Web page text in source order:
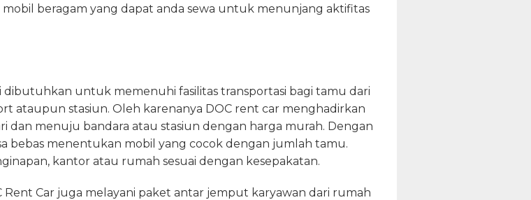
beragam yang dapat anda sewa untuk menunjang aktifitas
untuk memenuhi fasilitas transportasi bagi tamu dari
ataupun stasiun. Oleh karenanya DOC rent car menghadirkan
dan menuju bandara atau stasiun dengan harga murah. Dengan
bebas menentukan mobil yang cocok dengan jumlah tamu.
kantor atau rumah sesuai dengan kesepakatan.
Car juga melayani paket antar jemput karyawan dari rumah